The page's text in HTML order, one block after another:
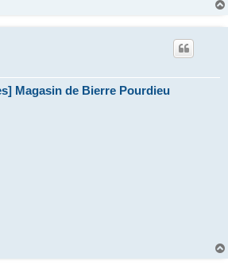
Magasin de Bierre Pourdieu